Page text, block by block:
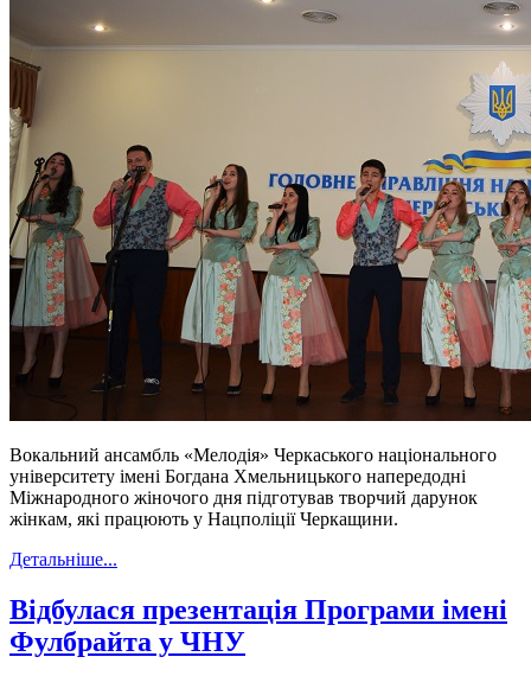
Вокальний ансамбль «Мелодія» Черкаського національного
університету імені Богдана Хмельницького напередодні
Міжнародного жіночого дня підготував творчий дарунок
жінкам, які працюють у Нацполіції Черкащини.
Детальніше...
Відбулася презентація Програми імені
Фулбрайта у ЧНУ